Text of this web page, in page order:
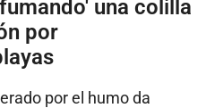
una colilla
por
por el humo da